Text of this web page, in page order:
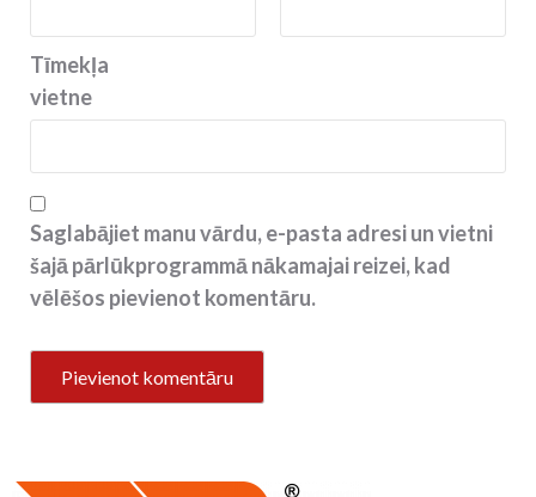
Tīmekļa
vietne
Saglabājiet manu vārdu, e-pasta adresi un vietni
šajā pārlūkprogrammā nākamajai reizei, kad
vēlēšos pievienot komentāru.